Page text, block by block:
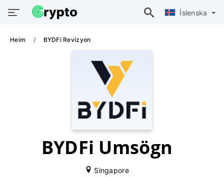
Íslenska
Heim BYDFi Revizyon
BYDFi Umsögn
Singapore